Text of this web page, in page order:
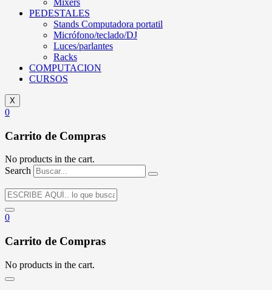
Mixers
PEDESTALES
Stands Computadora portatil
Micrófono/teclado/DJ
Luces/parlantes
Racks
COMPUTACION
CURSOS
X
0
Carrito de Compras
No products in the cart.
Search
0
Carrito de Compras
No products in the cart.